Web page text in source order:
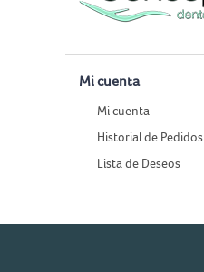
Mi cuenta
Mi cuenta
Historial de Pedidos
Lista de Deseos